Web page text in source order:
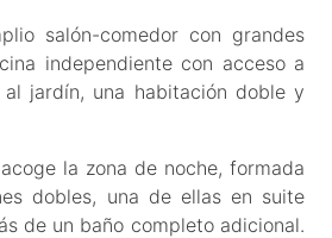
salón-comedor con grandes
independiente con acceso a
jardín, una habitación doble y
la zona de noche, formada
dobles, una de ellas en suite
de un baño completo adicional.